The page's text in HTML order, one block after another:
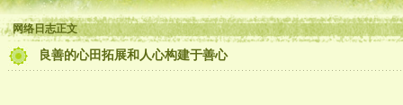
网络日志正文
良善的心田拓展和人心构建于善心